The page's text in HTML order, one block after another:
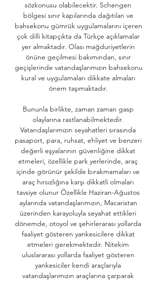
sözkonusu olabilecektir. Schengen
bölgesi sınır kapılarında dağıtılan ve
bahsekonu gümrük uygulamalarını içeren
çok dilli kitapçıkta da Türkçe açıklamalar
yer almaktadır. Olası mağduriyetlerin
önüne geçilmesi bakımından, sınır
geçişlerinde vatandaşlarımızın bahsekonu
kural ve uygulamaları dikkate almaları
önem taşımaktadır.
Bununla birlikte, zaman zaman gasp
olaylarına rastlanabilmektedir.
Vatandaşlarımızın seyahatleri sırasında
pasaport, para, ruhsat, ehliyet ve benzeri
değerli eşyalarının güvenliğine dikkat
etmeleri, özellikle park yerlerinde, araç
içinde görünür şekilde bırakmamaları ve
araç hırsızlığına karşı dikkatli olmaları
tavsiye olunur Özellikle Haziran-Ağustos
aylarında vatandaşlarımızın, Macaristan
üzerinden karayoluyla seyahat ettikleri
dönemde, otoyol ve şehirlerarası yollarda
faaliyet gösteren yankesicilere dikkat
etmeleri gerekmektedir. Nitekim
uluslararası yollarda faaliyet gösteren
yankesiciler kendi araçlarıyla
vatandaşlarımızın araçlarına çarparak